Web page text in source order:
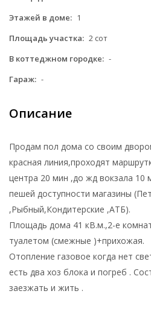
Этажей в доме: 1
Площадь участка: 2 сот
В коттеджном городке: -
Гараж: -
Описание
Продам пол дома со своим
красная линия,проходят
центра 20 мин ,до жд вокзала 10
пешей доступности магазины
,Рыбный,Кондитерские ,АТБ).
Площадь дома 41 кВ.м.,2-е
туалетом (смежные )+прихожая.
Отопление газовое когда нет
есть два хоз блока и погреб .
заезжать и жить .